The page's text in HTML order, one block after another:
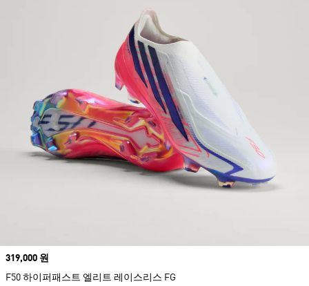
Price
319,000 원
F50 하이퍼패스트 엘리트 레이스리스 FG